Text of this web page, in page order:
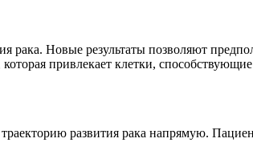
рака. Новые результаты позволяют
привлекает клетки,
развития рака напрямую.